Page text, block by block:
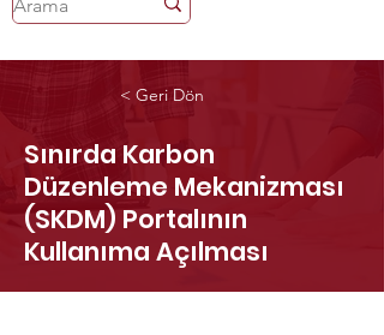
< Geri Dön
Sınırda Karbon
Düzenleme Mekanizması
(SKDM) Portalının
Kullanıma Açılması